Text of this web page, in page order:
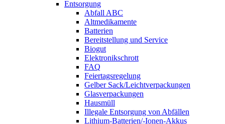
Entsorgung
Abfall ABC
Altmedikamente
Batterien
Bereitstellung und Service
Biogut
Elektronikschrott
FAQ
Feiertagsregelung
Gelber Sack/Leichtverpackungen
Glasverpackungen
Hausmüll
Illegale Entsorgung von Abfällen
Lithium-Batterien/-Ionen-Akkus